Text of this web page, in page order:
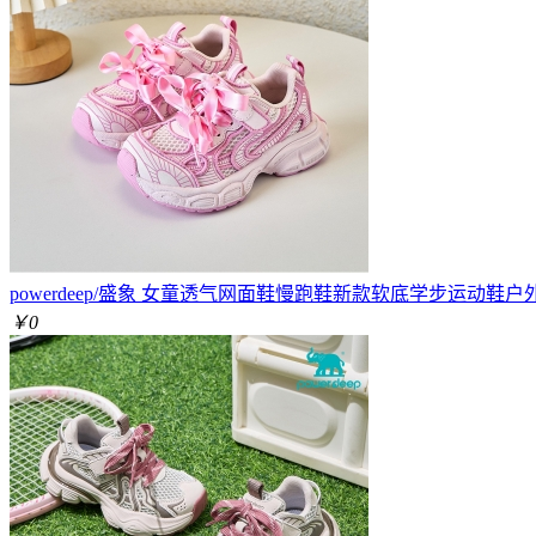
powerdeep/盛象 女童透气网面鞋慢跑鞋新款软底学步运动鞋户
￥0